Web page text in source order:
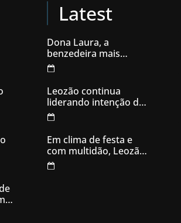
Latest
Dona Laura, a
benzedeira mais
famosa de Goiás
Leozão continua
liderando intenção de
votos em Goianésia
Em clima de festa e
com multidão, Leozão
inaugura comitê de
campanha